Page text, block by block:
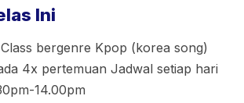
Ini
bergenre Kpop (korea song)
4x pertemuan Jadwal setiap hari
14.00pm